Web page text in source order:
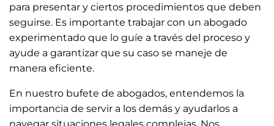
para presentar y ciertos procedimientos que deben
seguirse. Es importante trabajar con un abogado
experimentado que lo guíe a través del proceso y
ayude a garantizar que su caso se maneje de
manera eficiente.
En nuestro bufete de abogados, entendemos la
importancia de servir a los demás y ayudarlos a
navegar situaciones legales complejas. Nos